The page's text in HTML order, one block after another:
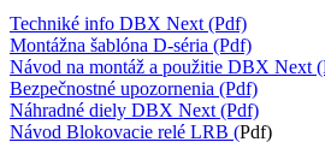
Techniké info DBX Next (Pdf)
Montážna šablóna D-séria (Pdf)
Návod na montáž a použitie DBX Next
Bezpečnostné upozornenia (Pdf)
Náhradné diely DBX Next (Pdf)
Návod Blokovacie relé LRB (Pdf)